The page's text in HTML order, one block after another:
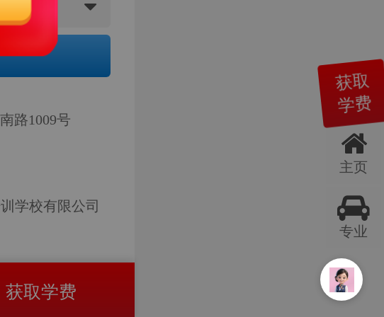
路1009号
学校有限公司
获取学费
获取
学费
主页
专业